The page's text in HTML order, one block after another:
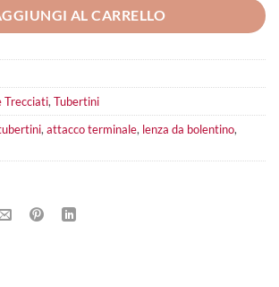
AL CARRELLO
Trecciati, Tubertini
, attacco terminale, lenza da bolentino,